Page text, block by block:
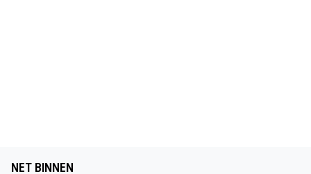
NET BINNEN